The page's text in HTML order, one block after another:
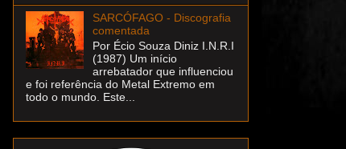
SARCÓFAGO - Discografia
comentada
Por Écio Souza Diniz I.N.R.I
(1987) Um início
arrebatador que influenciou
e foi referência do Metal Extremo em
todo o mundo. Este...